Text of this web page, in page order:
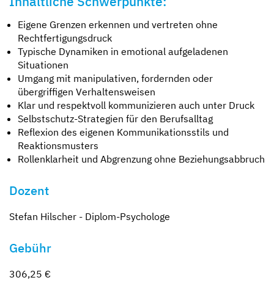
Eigene Grenzen erkennen und vertreten ohne
Rechtfertigungsdruck
Typische Dynamiken in emotional aufgeladenen
Situationen
Umgang mit manipulativen, fordernden oder
übergriffigen Verhaltensweisen
Klar und respektvoll kommunizieren auch unter Druck
Selbstschutz-Strategien für den Berufsalltag
Reflexion des eigenen Kommunikationsstils und
Reaktionsmusters
Rollenklarheit und Abgrenzung ohne Beziehungsabbruch
Dozent
Stefan Hilscher - Diplom-Psychologe
Gebühr
306,25 €